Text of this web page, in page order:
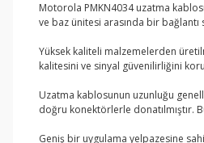
Motorola PMKN4034 uzatma
ve baz ünitesi arasında bir
Yüksek kaliteli malzemelerden
kalitesini ve sinyal güvenilirliğini
Uzatma kablosunun uzunluğu
doğru konektörlerle donatılmıştır.
Geniş bir uygulama yelpazesine